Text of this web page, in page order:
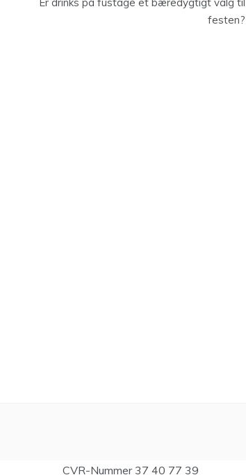
festen?
CVR-Nummer 37 40 77 39